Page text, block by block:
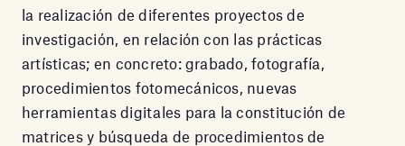
la realización de diferentes proyectos de
investigación, en relación con las prácticas
artísticas; en concreto: grabado, fotografía,
procedimientos fotomecánicos, nuevas
herramientas digitales para la constitución de
matrices y búsqueda de procedimientos de